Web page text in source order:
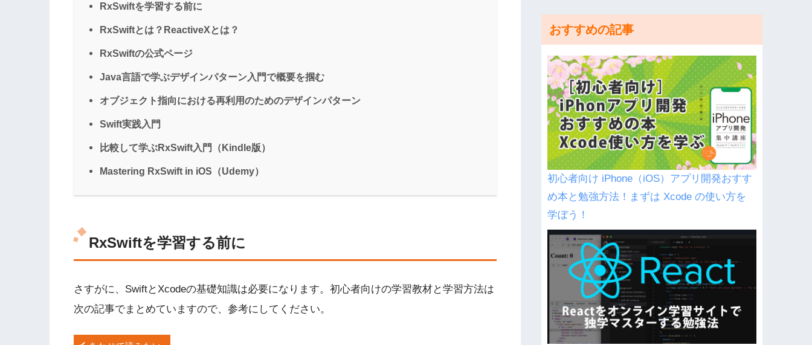
RxSwiftを学習する前に
RxSwiftとは？ReactiveXとは？
RxSwiftの公式ページ
Java言語で学ぶデザインパターン入門で概要を掴む
オブジェクト指向における再利用のためのデザインパターン
Swift実践入門
比較して学ぶRxSwift入門（Kindle版）
Mastering RxSwift in iOS（Udemy）
RxSwiftを学習する前に
さすがに、SwiftとXcodeの基礎知識は必要になります。初心者向けの学習教材と学習方法は
次の記事でまとめていますので、参考にしてください。
おすすめの記事
初心者向け iPhone（iOS）アプリ開発おすす
め本と勉強方法！まずは Xcode の使い方を
学ぼう！